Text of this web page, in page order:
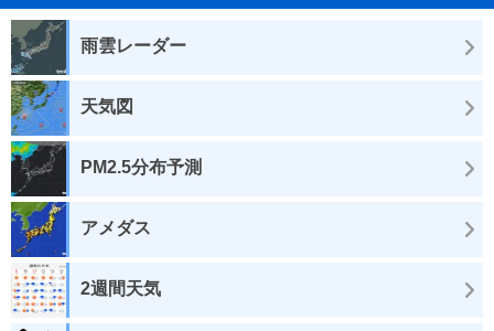
雨雲レーダー
天気図
PM2.5分布予測
アメダス
2週間天気